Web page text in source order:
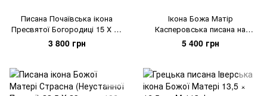
Писана Почаївська ікона
Пресвятої Богородиці 15 Х 19
см
3 800 грн
Ікона Божа Матір
Касперовська писана на
холсті 22,5 Х 29 см
5 400 грн